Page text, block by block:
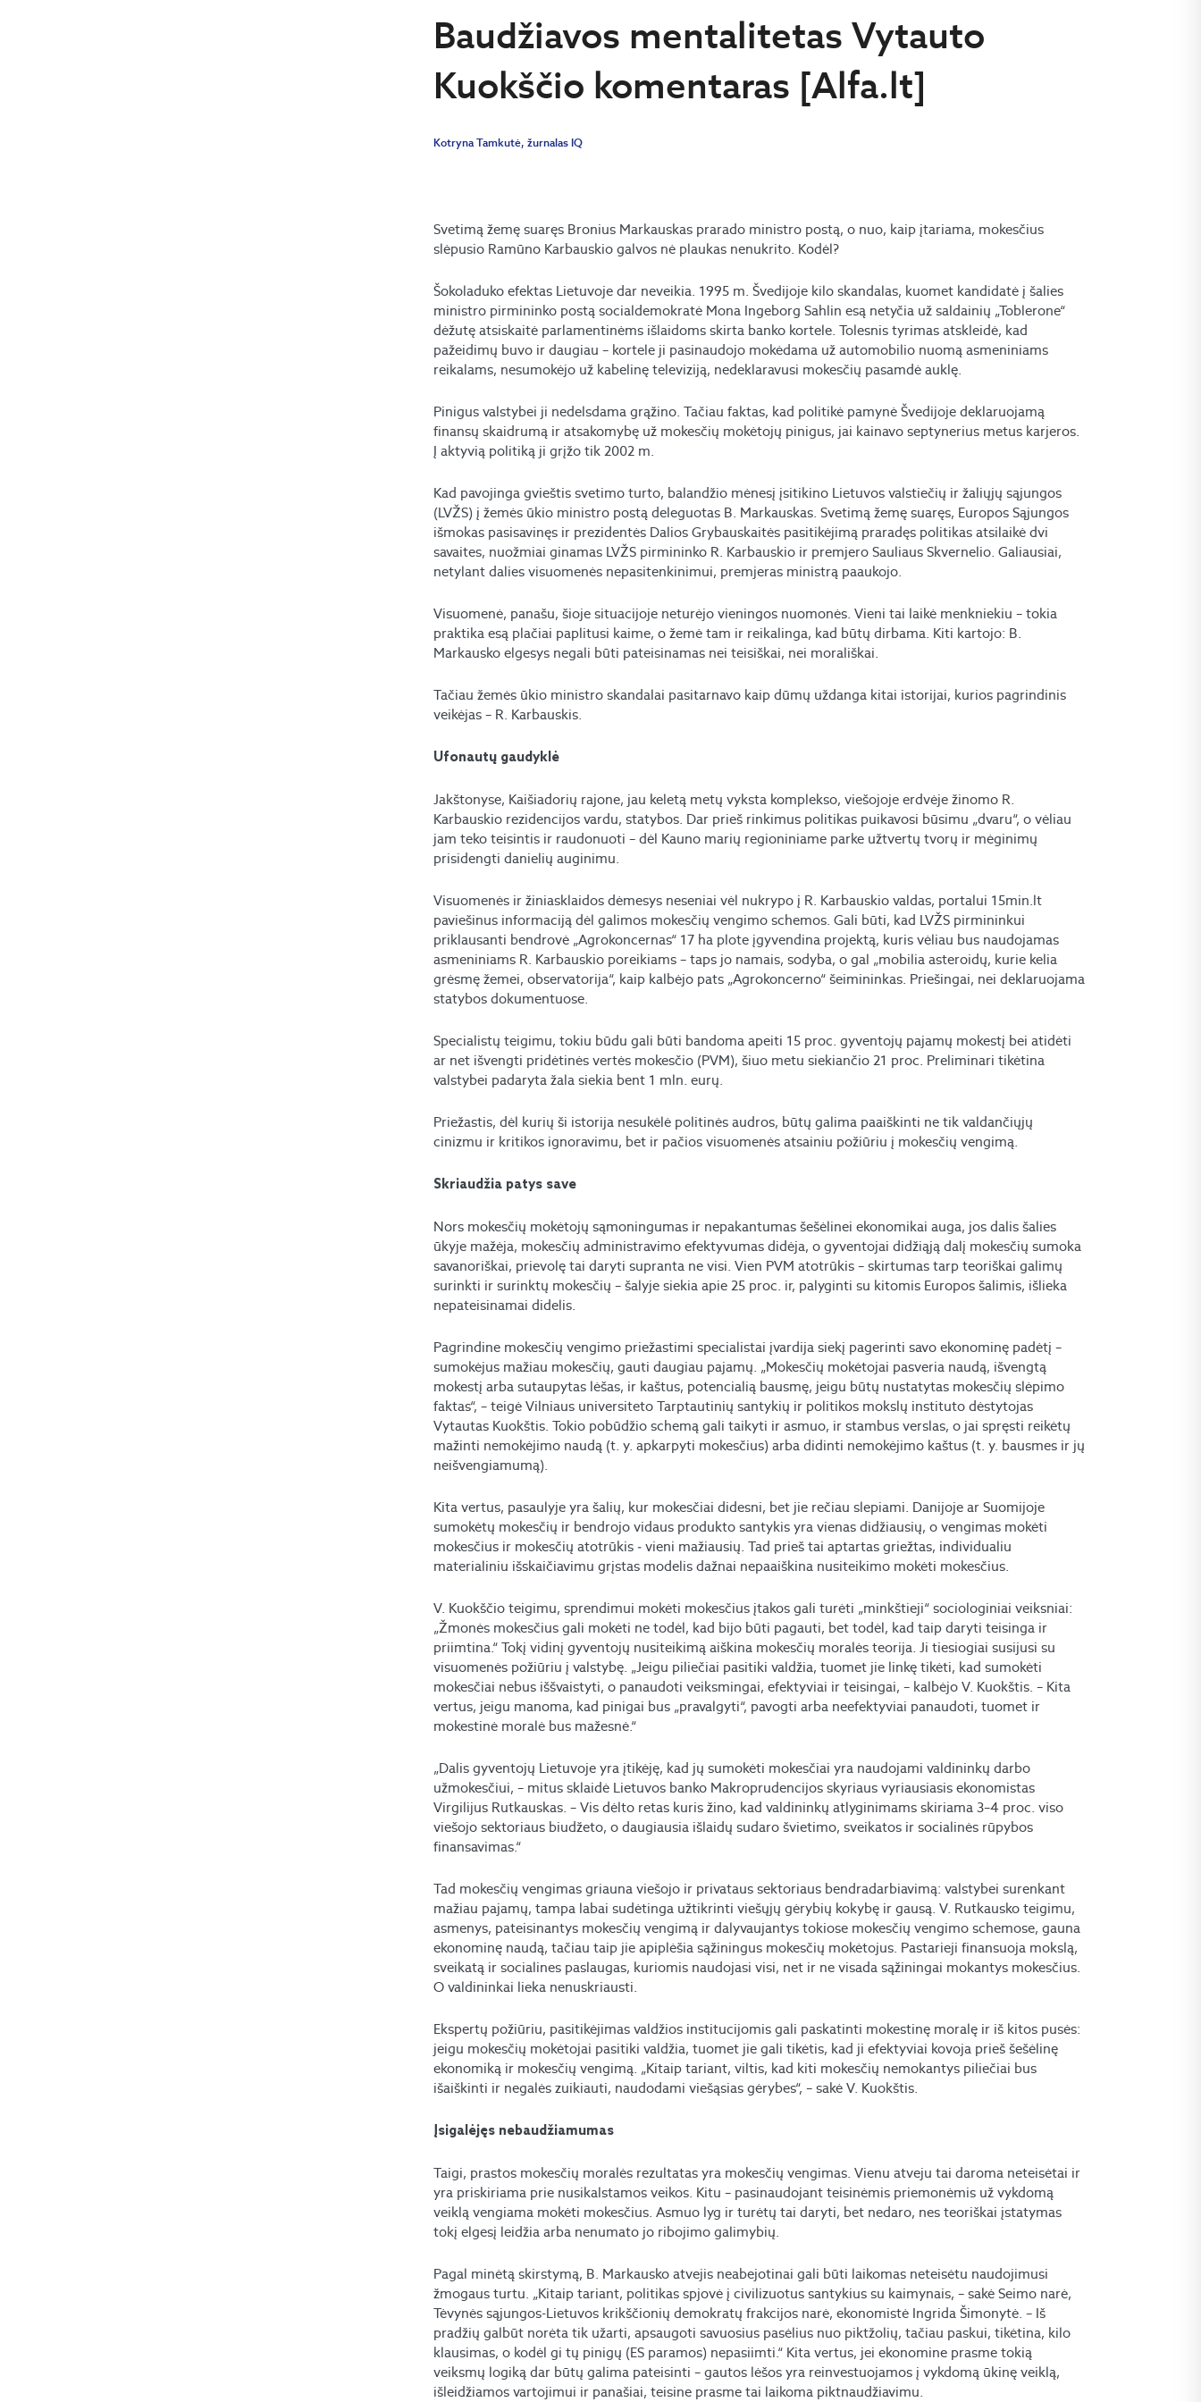
Baudžiavos mentalitetas Vytauto
Kuokščio komentaras [Alfa.lt]
Kotryna Tamkutė, žurnalas IQ
Svetimą žemę suaręs Bronius Markauskas prarado ministro postą, o nuo, kaip įtariama, mokesčius
slėpusio Ramūno Karbauskio galvos nė plaukas nenukrito. Kodėl?
Šokoladuko efektas Lietuvoje dar neveikia. 1995 m. Švedijoje kilo skandalas, kuomet kandidatė į šalies
ministro pirmininko postą socialdemokratė Mona Ingeborg Sahlin esą netyčia už saldainių „Toblerone“
dėžutę atsiskaitė parlamentinėms išlaidoms skirta banko kortele. Tolesnis tyrimas atskleidė, kad
pažeidimų buvo ir daugiau – kortele ji pasinaudojo mokėdama už automobilio nuomą asmeniniams
reikalams, nesumokėjo už kabelinę televiziją, nedeklaravusi mokesčių pasamdė auklę.
Pinigus valstybei ji nedelsdama grąžino. Tačiau faktas, kad politikė pamynė Švedijoje deklaruojamą
finansų skaidrumą ir atsakomybę už mokesčių mokėtojų pinigus, jai kainavo septynerius metus karjeros.
Į aktyvią politiką ji grįžo tik 2002 m.
Kad pavojinga gvieštis svetimo turto, balandžio mėnesį įsitikino Lietuvos valstiečių ir žaliųjų sąjungos
(LVŽS) į žemės ūkio ministro postą deleguotas B. Markauskas. Svetimą žemę suaręs, Europos Sąjungos
išmokas pasisavinęs ir prezidentės Dalios Grybauskaitės pasitikėjimą praradęs politikas atsilaikė dvi
savaites, nuožmiai ginamas LVŽS pirmininko R. Karbauskio ir premjero Sauliaus Skvernelio. Galiausiai,
netylant dalies visuomenės nepasitenkinimui, premjeras ministrą paaukojo.
Visuomenė, panašu, šioje situacijoje neturėjo vieningos nuomonės. Vieni tai laikė menkniekiu – tokia
praktika esą plačiai paplitusi kaime, o žemė tam ir reikalinga, kad būtų dirbama. Kiti kartojo: B.
Markausko elgesys negali būti pateisinamas nei teisiškai, nei morališkai.
Tačiau žemės ūkio ministro skandalai pasitarnavo kaip dūmų uždanga kitai istorijai, kurios pagrindinis
veikėjas – R. Karbauskis.
Ufonautų gaudyklė
Jakštonyse, Kaišiadorių rajone, jau keletą metų vyksta komplekso, viešojoje erdvėje žinomo R.
Karbauskio rezidencijos vardu, statybos. Dar prieš rinkimus politikas puikavosi būsimu „dvaru“, o vėliau
jam teko teisintis ir raudonuoti – dėl Kauno marių regioniniame parke užtvertų tvorų ir mėginimų
prisidengti danielių auginimu.
Visuomenės ir žiniasklaidos dėmesys neseniai vėl nukrypo į R. Karbauskio valdas, portalui 15min.lt
paviešinus informaciją dėl galimos mokesčių vengimo schemos. Gali būti, kad LVŽS pirmininkui
priklausanti bendrovė „Agrokoncernas“ 17 ha plote įgyvendina projektą, kuris vėliau bus naudojamas
asmeniniams R. Karbauskio poreikiams – taps jo namais, sodyba, o gal „mobilia asteroidų, kurie kelia
grėsmę žemei, observatorija“, kaip kalbėjo pats „Agrokoncerno“ šeimininkas. Priešingai, nei deklaruojama
statybos dokumentuose.
Specialistų teigimu, tokiu būdu gali būti bandoma apeiti 15 proc. gyventojų pajamų mokestį bei atidėti
ar net išvengti pridėtinės vertės mokesčio (PVM), šiuo metu siekiančio 21 proc. Preliminari tikėtina
valstybei padaryta žala siekia bent 1 mln. eurų.
Priežastis, dėl kurių ši istorija nesukėlė politinės audros, būtų galima paaiškinti ne tik valdančiųjų
cinizmu ir kritikos ignoravimu, bet ir pačios visuomenės atsainiu požiūriu į mokesčių vengimą.
Skriaudžia patys save
Nors mokesčių mokėtojų sąmoningumas ir nepakantumas šešėlinei ekonomikai auga, jos dalis šalies
ūkyje mažėja, mokesčių administravimo efektyvumas didėja, o gyventojai didžiąją dalį mokesčių sumoka
savanoriškai, prievolę tai daryti supranta ne visi. Vien PVM atotrūkis – skirtumas tarp teoriškai galimų
surinkti ir surinktų mokesčių – šalyje siekia apie 25 proc. ir, palyginti su kitomis Europos šalimis, išlieka
nepateisinamai didelis.
Pagrindine mokesčių vengimo priežastimi specialistai įvardija siekį pagerinti savo ekonominę padėtį –
sumokėjus mažiau mokesčių, gauti daugiau pajamų. „Mokesčių mokėtojai pasveria naudą, išvengtą
mokestį arba sutaupytas lėšas, ir kaštus, potencialią bausmę, jeigu būtų nustatytas mokesčių slėpimo
faktas“, – teigė Vilniaus universiteto Tarptautinių santykių ir politikos mokslų instituto dėstytojas
Vytautas Kuokštis. Tokio pobūdžio schemą gali taikyti ir asmuo, ir stambus verslas, o jai spręsti reikėtų
mažinti nemokėjimo naudą (t. y. apkarpyti mokesčius) arba didinti nemokėjimo kaštus (t. y. bausmes ir jų
neišvengiamumą).
Kita vertus, pasaulyje yra šalių, kur mokesčiai didesni, bet jie rečiau slepiami. Danijoje ar Suomijoje
sumokėtų mokesčių ir bendrojo vidaus produkto santykis yra vienas didžiausių, o vengimas mokėti
mokesčius ir mokesčių atotrūkis ‒ vieni mažiausių. Tad prieš tai aptartas griežtas, individualiu
materialiniu išskaičiavimu grįstas modelis dažnai nepaaiškina nusiteikimo mokėti mokesčius.
V. Kuokščio teigimu, sprendimui mokėti mokesčius įtakos gali turėti „minkštieji“ sociologiniai veiksniai:
„Žmonės mokesčius gali mokėti ne todėl, kad bijo būti pagauti, bet todėl, kad taip daryti teisinga ir
priimtina.“ Tokį vidinį gyventojų nusiteikimą aiškina mokesčių moralės teorija. Ji tiesiogiai susijusi su
visuomenės požiūriu į valstybę. „Jeigu piliečiai pasitiki valdžia, tuomet jie linkę tikėti, kad sumokėti
mokesčiai nebus iššvaistyti, o panaudoti veiksmingai, efektyviai ir teisingai, – kalbėjo V. Kuokštis. – Kita
vertus, jeigu manoma, kad pinigai bus „pravalgyti“, pavogti arba neefektyviai panaudoti, tuomet ir
mokestinė moralė bus mažesnė.“
„Dalis gyventojų Lietuvoje yra įtikėję, kad jų sumokėti mokesčiai yra naudojami valdininkų darbo
užmokesčiui, – mitus sklaidė Lietuvos banko Makroprudencijos skyriaus vyriausiasis ekonomistas
Virgilijus Rutkauskas. – Vis dėlto retas kuris žino, kad valdininkų atlyginimams skiriama 3–4 proc. viso
viešojo sektoriaus biudžeto, o daugiausia išlaidų sudaro švietimo, sveikatos ir socialinės rūpybos
finansavimas.“
Tad mokesčių vengimas griauna viešojo ir privataus sektoriaus bendradarbiavimą: valstybei surenkant
mažiau pajamų, tampa labai sudėtinga užtikrinti viešųjų gėrybių kokybę ir gausą. V. Rutkausko teigimu,
asmenys, pateisinantys mokesčių vengimą ir dalyvaujantys tokiose mokesčių vengimo schemose, gauna
ekonominę naudą, tačiau taip jie apiplėšia sąžiningus mokesčių mokėtojus. Pastarieji finansuoja mokslą,
sveikatą ir socialines paslaugas, kuriomis naudojasi visi, net ir ne visada sąžiningai mokantys mokesčius.
O valdininkai lieka nenuskriausti.
Ekspertų požiūriu, pasitikėjimas valdžios institucijomis gali paskatinti mokestinę moralę ir iš kitos pusės:
jeigu mokesčių mokėtojai pasitiki valdžia, tuomet jie gali tikėtis, kad ji efektyviai kovoja prieš šešėlinę
ekonomiką ir mokesčių vengimą. „Kitaip tariant, viltis, kad kiti mokesčių nemokantys piliečiai bus
išaiškinti ir negalės zuikiauti, naudodami viešąsias gėrybes“, – sakė V. Kuokštis.
Įsigalėjęs nebaudžiamumas
Taigi, prastos mokesčių moralės rezultatas yra mokesčių vengimas. Vienu atveju tai daroma neteisėtai ir
yra priskiriama prie nusikalstamos veikos. Kitu – pasinaudojant teisinėmis priemonėmis už vykdomą
veiklą vengiama mokėti mokesčius. Asmuo lyg ir turėtų tai daryti, bet nedaro, nes teoriškai įstatymas
tokį elgesį leidžia arba nenumato jo ribojimo galimybių.
Pagal minėtą skirstymą, B. Markausko atvejis neabejotinai gali būti laikomas neteisėtu naudojimusi
žmogaus turtu. „Kitaip tariant, politikas spjovė į civilizuotus santykius su kaimynais, – sakė Seimo narė,
Tėvynės sąjungos-Lietuvos krikščionių demokratų frakcijos narė, ekonomistė Ingrida Šimonytė. – Iš
pradžių galbūt norėta tik užarti, apsaugoti savuosius pasėlius nuo piktžolių, tačiau paskui, tikėtina, kilo
klausimas, o kodėl gi tų pinigų (ES paramos) nepasiimti.“ Kita vertus, jei ekonomine prasme tokią
veiksmų logiką dar būtų galima pateisinti – gautos lėšos yra reinvestuojamos į vykdomą ūkinę veiklą,
išleidžiamos vartojimui ir panašiai, teisine prasme tai laikoma piktnaudžiavimu.